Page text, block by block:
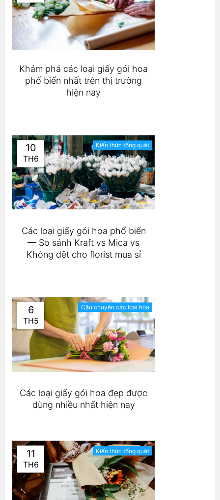
Khám phá các loại giấy gói hoa
phổ biến nhất trên thị trường
hiện nay
10
TH6
Kiến thức tổng quát
Các loại giấy gói hoa phổ biến
— So sánh Kraft vs Mica vs
Không dệt cho florist mua sỉ
6
TH5
Câu chuyện các loại hoa
Các loại giấy gói hoa đẹp được
dùng nhiều nhất hiện nay
11
TH6
Kiến thức tổng quát